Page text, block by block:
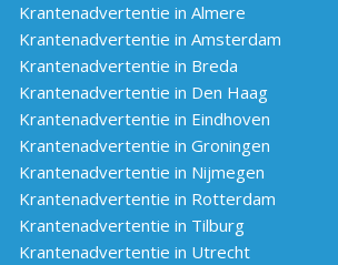
Krantenadvertentie in Almere
Krantenadvertentie in Amsterdam
Krantenadvertentie in Breda
Krantenadvertentie in Den Haag
Krantenadvertentie in Eindhoven
Krantenadvertentie in Groningen
Krantenadvertentie in Nijmegen
Krantenadvertentie in Rotterdam
Krantenadvertentie in Tilburg
Krantenadvertentie in Utrecht